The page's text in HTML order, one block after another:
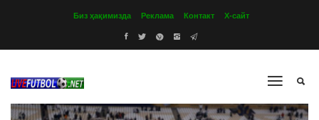
Биз ҳақимизда Реклама Контакт Х-сайт